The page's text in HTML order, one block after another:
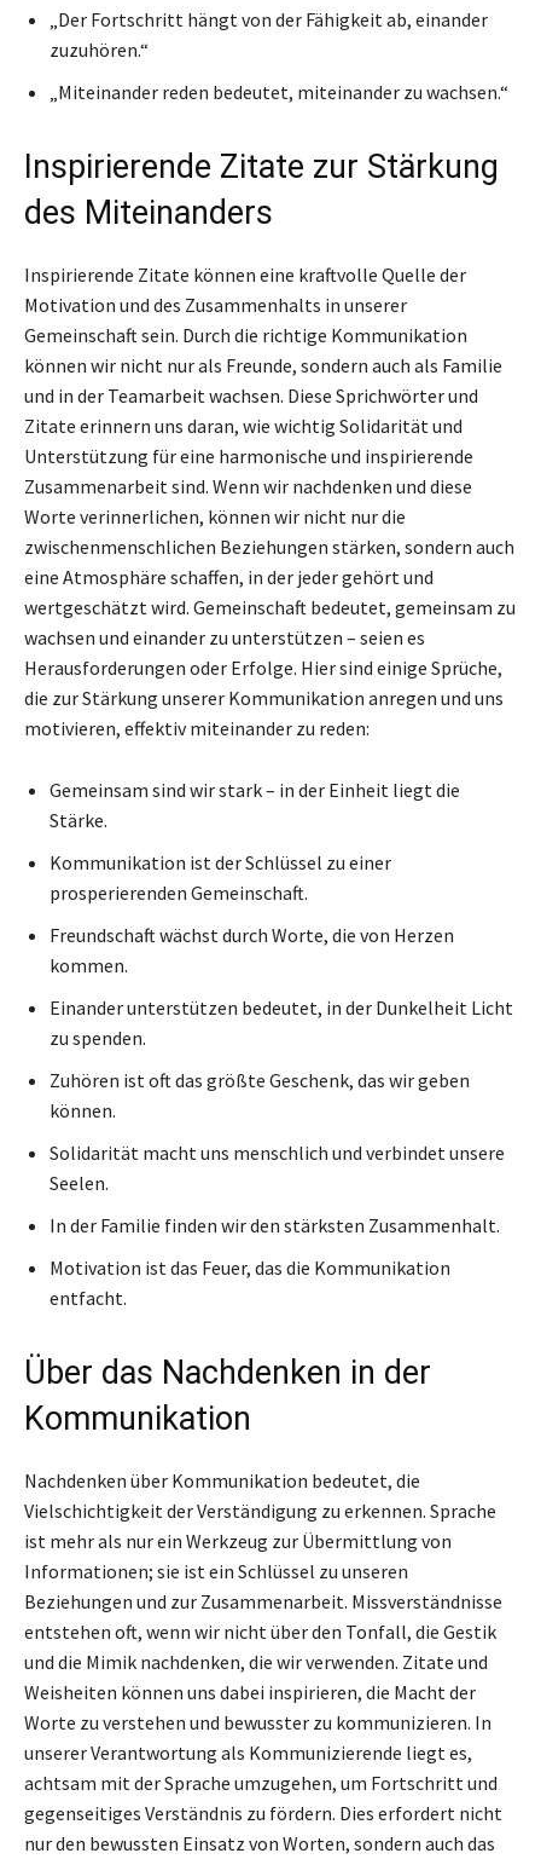
„Der Fortschritt hängt von der Fähigkeit ab, einander
zuzuhören.“
„Miteinander reden bedeutet, miteinander zu wachsen.“
Inspirierende Zitate zur Stärkung
des Miteinanders
Inspirierende Zitate können eine kraftvolle Quelle der
Motivation und des Zusammenhalts in unserer
Gemeinschaft sein. Durch die richtige Kommunikation
können wir nicht nur als Freunde, sondern auch als Familie
und in der Teamarbeit wachsen. Diese Sprichwörter und
Zitate erinnern uns daran, wie wichtig Solidarität und
Unterstützung für eine harmonische und inspirierende
Zusammenarbeit sind. Wenn wir nachdenken und diese
Worte verinnerlichen, können wir nicht nur die
zwischenmenschlichen Beziehungen stärken, sondern auch
eine Atmosphäre schaffen, in der jeder gehört und
wertgeschätzt wird. Gemeinschaft bedeutet, gemeinsam zu
wachsen und einander zu unterstützen – seien es
Herausforderungen oder Erfolge. Hier sind einige Sprüche,
die zur Stärkung unserer Kommunikation anregen und uns
motivieren, effektiv miteinander zu reden:
Gemeinsam sind wir stark – in der Einheit liegt die
Stärke.
Kommunikation ist der Schlüssel zu einer
prosperierenden Gemeinschaft.
Freundschaft wächst durch Worte, die von Herzen
kommen.
Einander unterstützen bedeutet, in der Dunkelheit Licht
zu spenden.
Zuhören ist oft das größte Geschenk, das wir geben
können.
Solidarität macht uns menschlich und verbindet unsere
Seelen.
In der Familie finden wir den stärksten Zusammenhalt.
Motivation ist das Feuer, das die Kommunikation
entfacht.
Über das Nachdenken in der
Kommunikation
Nachdenken über Kommunikation bedeutet, die
Vielschichtigkeit der Verständigung zu erkennen. Sprache
ist mehr als nur ein Werkzeug zur Übermittlung von
Informationen; sie ist ein Schlüssel zu unseren
Beziehungen und zur Zusammenarbeit. Missverständnisse
entstehen oft, wenn wir nicht über den Tonfall, die Gestik
und die Mimik nachdenken, die wir verwenden. Zitate und
Weisheiten können uns dabei inspirieren, die Macht der
Worte zu verstehen und bewusster zu kommunizieren. In
unserer Verantwortung als Kommunizierende liegt es,
achtsam mit der Sprache umzugehen, um Fortschritt und
gegenseitiges Verständnis zu fördern. Dies erfordert nicht
nur den bewussten Einsatz von Worten, sondern auch das